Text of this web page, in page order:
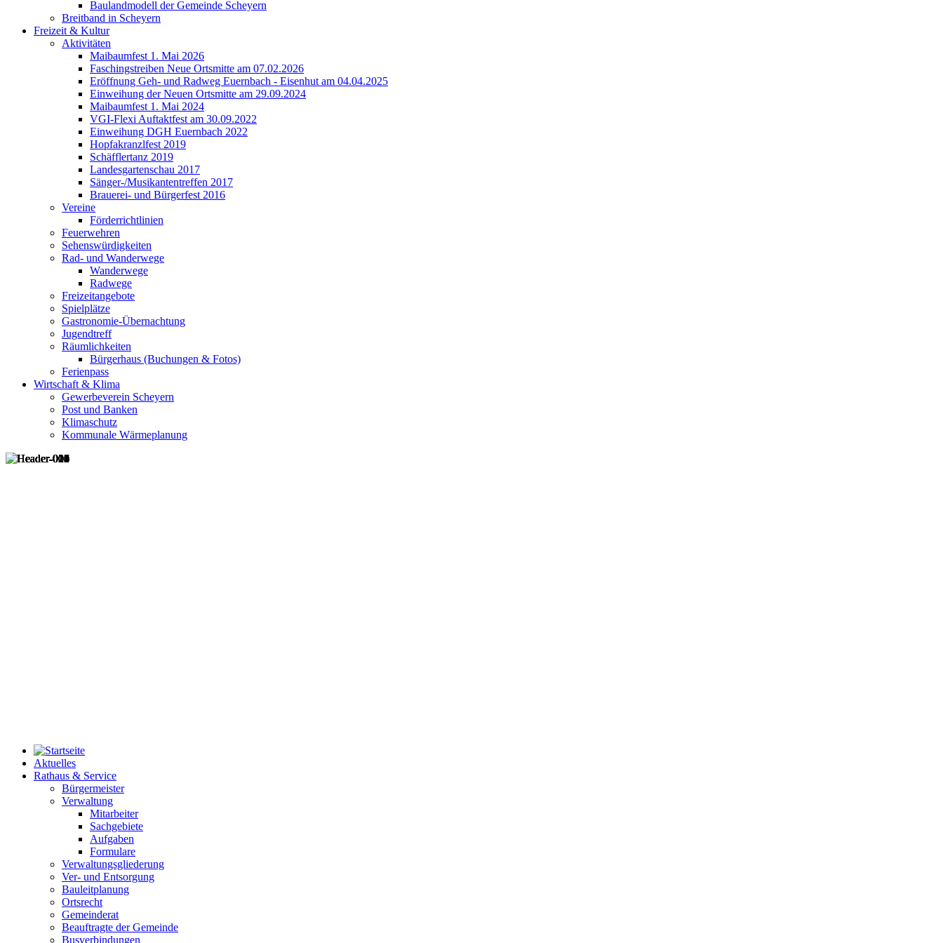
Baulandmodell der Gemeinde Scheyern
Breitband in Scheyern
Freizeit & Kultur
Aktivitäten
Maibaumfest 1. Mai 2026
Faschingstreiben Neue Ortsmitte am 07.02.2026
Eröffnung Geh- und Radweg Euernbach - Eisenhut am 04.04.2025
Einweihung der Neuen Ortsmitte am 29.09.2024
Maibaumfest 1. Mai 2024
VGI-Flexi Auftaktfest am 30.09.2022
Einweihung DGH Euernbach 2022
Hopfakranzlfest 2019
Schäfflertanz 2019
Landesgartenschau 2017
Sänger-/Musikantentreffen 2017
Brauerei- und Bürgerfest 2016
Vereine
Förderrichtlinien
Feuerwehren
Sehenswürdigkeiten
Rad- und Wanderwege
Wanderwege
Radwege
Freizeitangebote
Spielplätze
Gastronomie-Übernachtung
Jugendtreff
Räumlichkeiten
Bürgerhaus (Buchungen & Fotos)
Ferienpass
Wirtschaft & Klima
Gewerbeverein Scheyern
Post und Banken
Klimaschutz
Kommunale Wärmeplanung
Aktuelles
Rathaus & Service
Bürgermeister
Verwaltung
Mitarbeiter
Sachgebiete
Aufgaben
Formulare
Verwaltungsgliederung
Ver- und Entsorgung
Bauleitplanung
Ortsrecht
Gemeinderat
Beauftragte der Gemeinde
Busverbindungen